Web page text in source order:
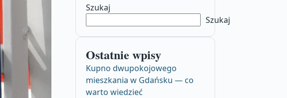
Szukaj
Szukaj
Ostatnie wpisy
Kupno dwupokojowego
mieszkania w Gdańsku — co
warto wiedzieć